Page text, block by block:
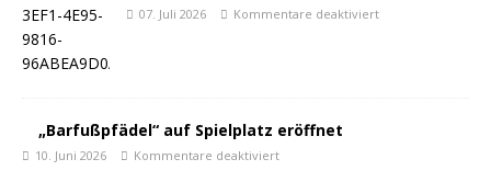
07. Juli 2026 Kommentare deaktiviert
„Barfußpfädel“ auf Spielplatz eröffnet
10. Juni 2026 Kommentare deaktiviert